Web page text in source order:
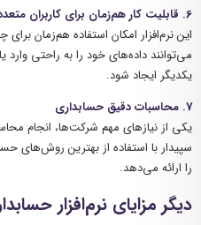
6. قابلیت کار هم‌زمان برای کاربران متعدد
این نرم‌افزار امکان استفاده هم‌زمان
می‌توانند داده‌های خود را به راحتی وارد
یکدیگر ایجاد شود.
7. محاسبات دقیق حسابداری
یکی از نیازهای مهم شرکت‌ها، انجام
سپیدار با استفاده از بهترین روش‌های
را ارائه می‌دهد.
دیگر مزایای نرم‌افزار